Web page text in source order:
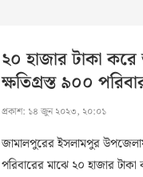
২০ হাজার টাকা
ক্ষতিগ্রস্ত ৯০০
প্রকাশ: ১৪ জুন ২০২৩, ২০:০১
জামালপুরের ইসলামপুর
পরিবারের মাঝে ২০ হাজার